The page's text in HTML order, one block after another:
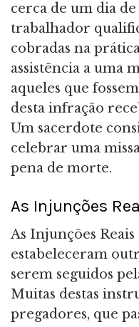
cerca de um dia
trabalhador
cobradas na
assistência a uma
aqueles que
desta infração
Um sacerdote
celebrar uma
pena de morte.
As Injunções
As Injunções Reais
estabeleceram
serem seguidos
Muitas destas
pregadores, que